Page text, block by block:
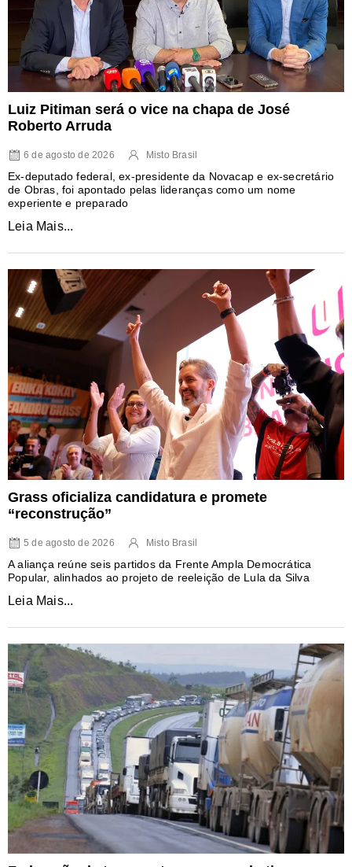
Luiz Pitiman será o vice na chapa de José
Roberto Arruda
6 de agosto de 2026 Misto Brasil
Ex-deputado federal, ex-presidente da Novacap e ex-secretário
de Obras, foi apontado pelas lideranças como um nome
experiente e preparado
Leia Mais...
Grass oficializa candidatura e promete
“reconstrução”
5 de agosto de 2026 Misto Brasil
A aliança reúne seis partidos da Frente Ampla Democrática
Popular, alinhados ao projeto de reeleição de Lula da Silva
Leia Mais...